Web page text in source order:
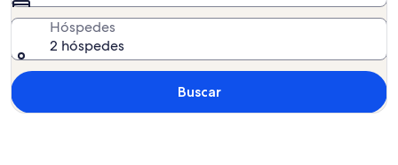
Hóspedes
2 hóspedes
Buscar